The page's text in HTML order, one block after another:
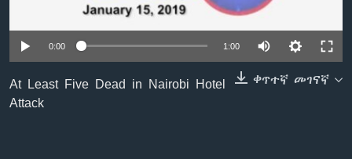
0:00 1:00
ቀጥተኛ መገናኛ
At Least Five Dead in Nairobi Hotel
Attack